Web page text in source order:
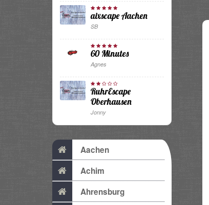
aixscape Aachen
SB
60 Minutes
Agnes
RuhrEscape
Oberhausen
Jonny
Aachen
Achim
Ahrensburg